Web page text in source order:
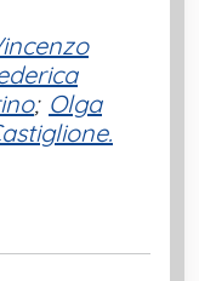
; Olga